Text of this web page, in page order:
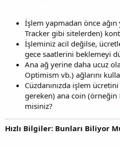
İşlem yapmadan önce
Tracker gibi sitelerden)
İşleminiz acil değilse,
gece saatlerini beklemeyi
Ana ağ yerine daha ucuz
Optimism vb.) ağlarını
Cüzdanınızda işlem
gereken) ana coin (örneğin
misiniz?
Hızlı Bilgiler: Bunları Biliyor